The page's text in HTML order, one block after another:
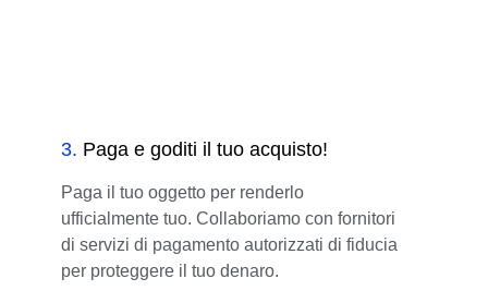
3. Paga e goditi il tuo acquisto!
Paga il tuo oggetto per renderlo
ufficialmente tuo. Collaboriamo con fornitori
di servizi di pagamento autorizzati di fiducia
per proteggere il tuo denaro.